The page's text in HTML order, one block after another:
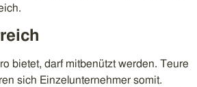
bietet, darf mitbenützt werden. Teure
sich Einzelunternehmer somit.